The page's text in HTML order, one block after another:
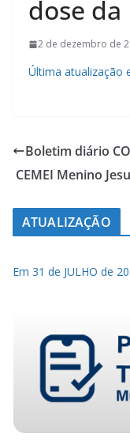
dose
2 de dezembro de
Última atualização
Boletim diário
CEMEI Menino
ATUALIZAÇÃO
Em 31 de JULHO de